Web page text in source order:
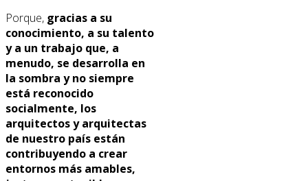
Porque, gracias a su
conocimiento, a su talento
y a un trabajo que, a
menudo, se desarrolla en
la sombra y no siempre
está reconocido
socialmente, los
arquitectos y arquitectas
de nuestro país están
contribuyendo a crear
entornos más amables,